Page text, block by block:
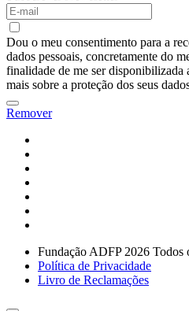
Dou o meu consentimento para a
dados pessoais, concretamente do
finalidade de me ser disponibilizada
mais sobre a proteção dos seus
Remover
Fundação ADFP 2026 Todos
Política de Privacidade
Livro de Reclamações